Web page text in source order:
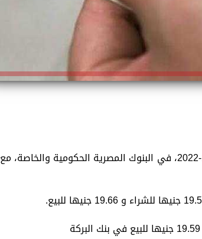
تستعرض «الزمان»، سعر الدولار اليوم الأربعاء الموافق 5-10-2022، في البنوك المصرية الحكومية والخاصة، مع